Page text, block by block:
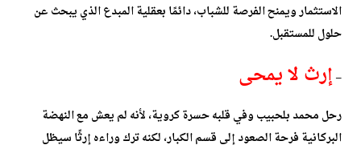
الاستثمار ويمنح الفرصة للشباب، دائمًا بعقلية المبدع الذي يبحث عن
حلول للمستقبل.
–إرث لا يمحى
رحل محمد بلحبيب وفي قلبه حسرة كروية، لأنه لم يعش مع النهضة
البركانية فرحة الصعود إلى قسم الكبار، لكنه ترك وراءه إرثًا سيظل